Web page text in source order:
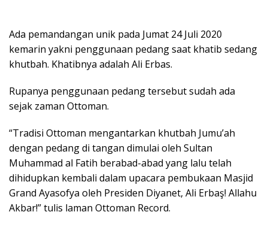
Ada pemandangan unik pada Jumat 24 Juli 2020
kemarin yakni penggunaan pedang saat khatib sedang
khutbah. Khatibnya adalah Ali Erbas.
Rupanya penggunaan pedang tersebut sudah ada
sejak zaman Ottoman.
“Tradisi Ottoman mengantarkan khutbah Jumu’ah
dengan pedang di tangan dimulai oleh Sultan
Muhammad al Fatih berabad-abad yang lalu telah
dihidupkan kembali dalam upacara pembukaan Masjid
Grand Ayasofya oleh Presiden Diyanet, Ali Erbaş! Allahu
Akbar!” tulis laman Ottoman Record.